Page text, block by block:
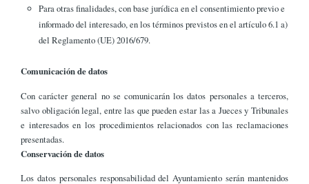
Para otras finalidades, con base jurídica en el consentimiento previo e
informado del interesado, en los términos previstos en el artículo 6.1 a)
del Reglamento (UE) 2016/679.
Comunicación de datos
Con carácter general no se comunicarán los datos personales a terceros,
salvo obligación legal, entre las que pueden estar las a Jueces y Tribunales
e interesados en los procedimientos relacionados con las reclamaciones
presentadas.
Conservación de datos
Los datos personales responsabilidad del Ayuntamiento serán mantenidos